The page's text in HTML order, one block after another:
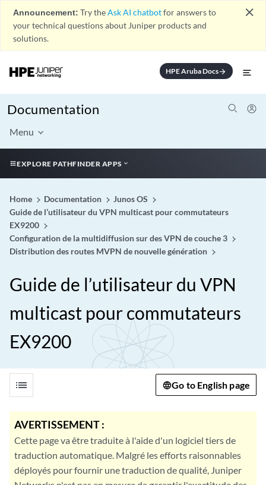
Announcement: Try theAsk AI chatbotfor answers to
your technical questions about Juniper products and
solutions.
close
HPE Aruba Docsarrow_forward
Documentation
Menu
EXPLORE PATHFINDER APPS
Home Documentation
Junos OS
Guide de l’utilisateur du VPN multicast pour commutateurs
EX9200
Configuration de la multidiffusion sur des VPN de couche 3
Distribution des routes MVPN de nouvelle génération
Guide de l’utilisateur du VPN
multicast pour commutateurs
EX9200
list Go to English page
AVERTISSEMENT :
Cette page va être traduite à l'aide d'un logiciel tiers de
traduction automatique. Malgré les efforts raisonnables
déployés pour fournir une traduction de qualité, Juniper